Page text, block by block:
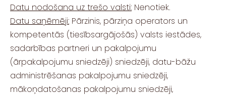
Datu nodošana uz trešo valsti: Nenotiek.
Datu saņēmēji: Pārzinis, pārziņa operators un
kompetentās (tiesībsargājošās) valsts iestādes,
sadarbības partneri un pakalpojumu
(ārpakalpojumu sniedzēji) sniedzēji, datu-bāžu
administrēšanas pakalpojumu sniedzēji,
mākoņdatošanas pakalpojumu sniedzēji,